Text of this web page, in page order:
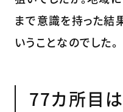
まで意識を持った結
いうことなのでした。
77カ所目